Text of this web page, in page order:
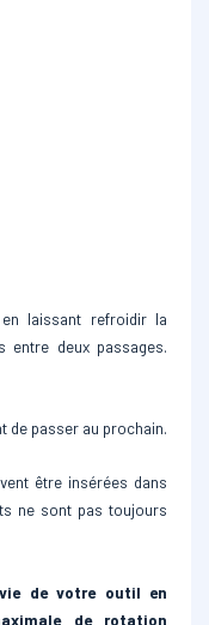
laissant refroidir la
entre deux passages.
de passer au prochain.
être insérées dans
ne sont pas toujours
de votre outil en
de rotation